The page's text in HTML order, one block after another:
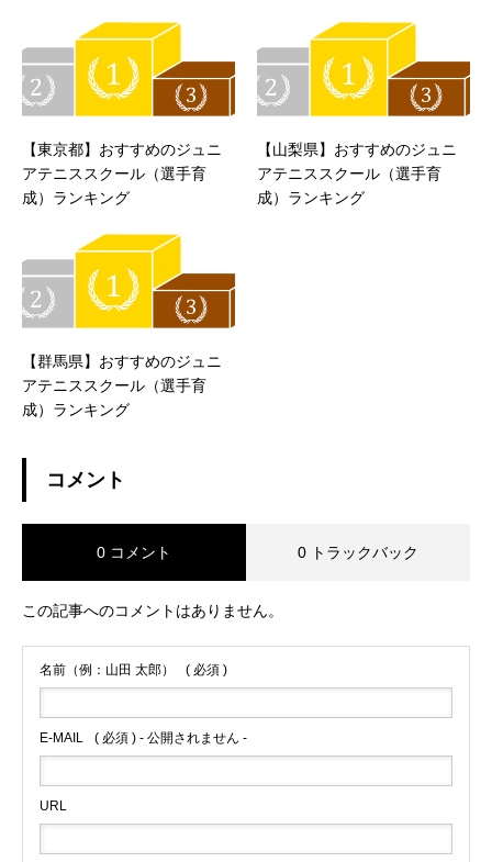
【東京都】おすすめのジュニ
アテニススクール（選手育
成）ランキング
【山梨県】おすすめのジュニ
アテニススクール（選手育
成）ランキング
【群馬県】おすすめのジュニ
アテニススクール（選手育
成）ランキング
コメント
0 コメント 0 トラックバック
この記事へのコメントはありません。
名前（例：山田 太郎） ( 必須 )
E-MAIL ( 必須 ) - 公開されません -
URL